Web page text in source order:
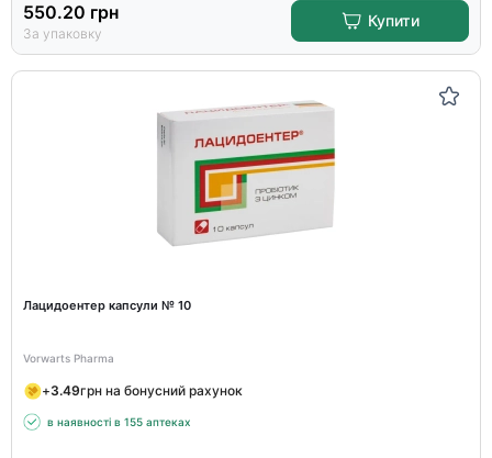
550.20 грн
За упаковку
Купити
Лацидоентер капсули № 10
Vorwarts Pharma
+3.49грн на бонусний рахунок
в наявності в 155 аптеках